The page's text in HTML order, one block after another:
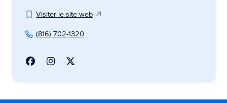
Visiter le site web
(816) 702-1320